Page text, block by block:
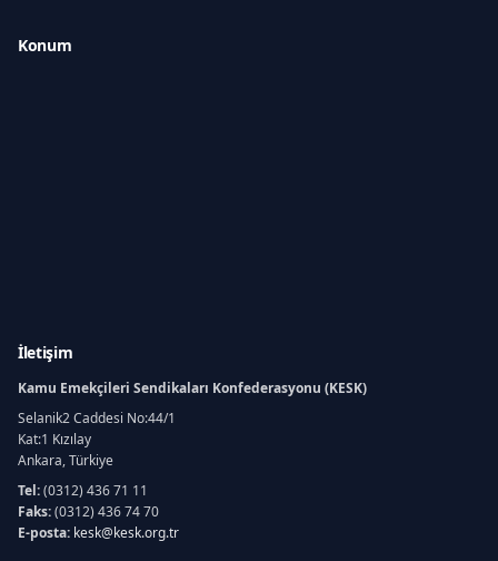
Konum
İletişim
Kamu Emekçileri Sendikaları Konfederasyonu (KESK)
Selanik2 Caddesi No:44/1
Kat:1 Kızılay
Ankara, Türkiye
Tel:(0312) 436 71 11
Faks:(0312) 436 74 70
E-posta: kesk@kesk.org.tr